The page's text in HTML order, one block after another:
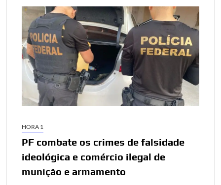
HORA 1
PF combate os crimes de falsidade
ideológica e comércio ilegal de
munição e armamento